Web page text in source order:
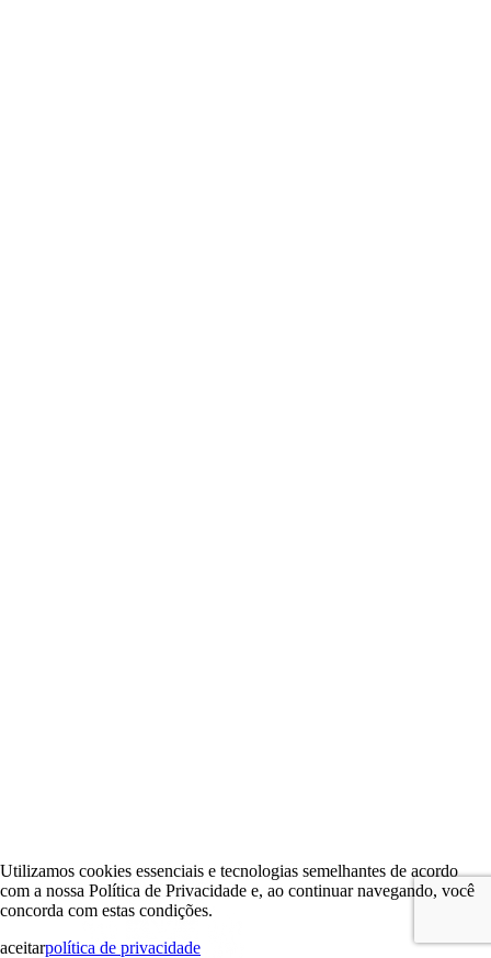
Utilizamos cookies essenciais e tecnologias semelhantes de acordo
com a nossa Política de Privacidade e, ao continuar navegando, você
concorda com estas condições.
aceitarpolítica de privacidade